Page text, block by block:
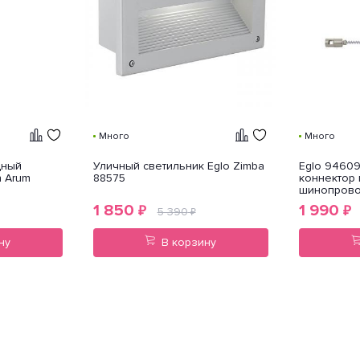
Arum
Много
Уличный светильник Eglo Zimba
88575
1 850 ₽ 5 390₽
В корзину
Много
Eglo
коннектор
1 990 ₽